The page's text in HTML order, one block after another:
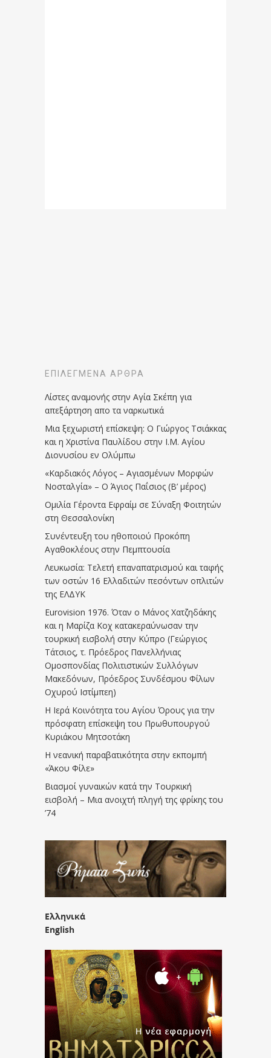
ΕΠΙΛΕΓΜΈΝΑ ΆΡΘΡΑ
Λίστες αναμονής στην Αγία Σκέπη για
απεξάρτηση απο τα ναρκωτικά
Μια ξεχωριστή επίσκεψη: Ο Γιώργος Τσιάκκας
και η Χριστίνα Παυλίδου στην Ι.Μ. Αγίου
Διονυσίου εν Ολύμπω
«Καρδιακός Λόγος – Αγιασμένων Μορφών
Νοσταλγία» – Ο Άγιος Παΐσιος (Β’ μέρος)
Ομιλία Γέροντα Εφραίμ σε Σύναξη Φοιτητών
στη Θεσσαλονίκη
Συνέντευξη του ηθοποιού Προκόπη
Αγαθοκλέους στην Πεμπτουσία
Λευκωσία: Τελετή επαναπατρισμού και ταφής
των οστών 16 Ελλαδιτών πεσόντων οπλιτών
της ΕΛΔΥΚ
Eurovision 1976. Όταν ο Μάνος Χατζηδάκης
και η Μαρίζα Κοχ κατακεραύνωσαν την
τουρκική εισβολή στην Κύπρο (Γεώργιος
Τάτσιος, τ. Πρόεδρος Πανελλήνιας
Ομοσπονδίας Πολιτιστικών Συλλόγων
Μακεδόνων, Πρόεδρος Συνδέσμου Φίλων
Οχυρού Ιστίμπεη)
Η Ιερά Κοινότητα του Αγίου Όρους για την
πρόσφατη επίσκεψη του Πρωθυπουργού
Κυριάκου Μητσοτάκη
Η νεανική παραβατικότητα στην εκπομπή
«Άκου Φίλε»
Βιασμοί γυναικών κατά την Τουρκική
εισβολή – Μια ανοιχτή πληγή της φρίκης του
’74
Ελληνικά
English